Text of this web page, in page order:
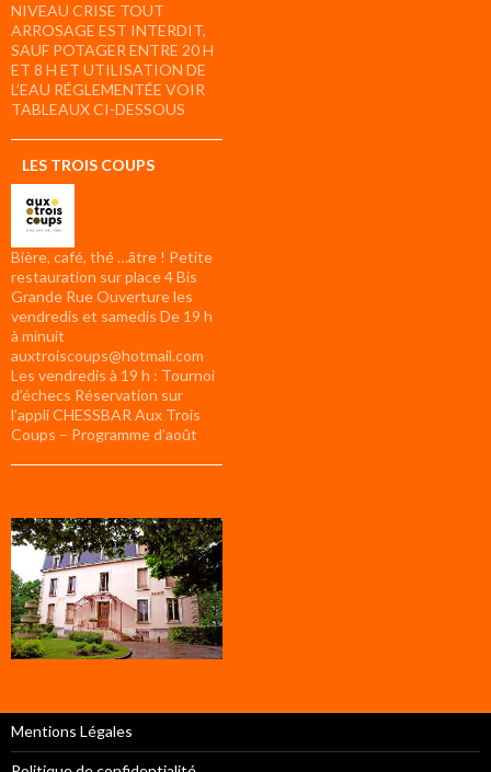
NIVEAU CRISE TOUT
ARROSAGE EST INTERDIT,
SAUF POTAGER ENTRE 20 H
ET 8 H ET UTILISATION DE
L’EAU RÉGLEMENTÉE VOIR
TABLEAUX CI-DESSOUS
LES TROIS COUPS
Bière, café, thé …âtre ! Petite
restauration sur place 4 Bis
Grande Rue Ouverture les
vendredis et samedis De 19 h
à minuit
auxtroiscoups@hotmail.com
Les vendredis à 19 h : Tournoi
d’échecs Réservation sur
l’appli CHESSBAR Aux Trois
Coups – Programme d’août
Mentions Légales